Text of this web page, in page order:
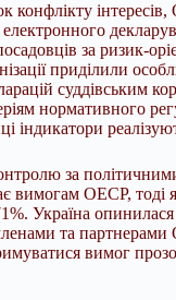
за ризик-
приділили
суддівським
нормативного
індикатори
за
вимогам ОЕСР, тоді
Україна
та партнерами
вимог